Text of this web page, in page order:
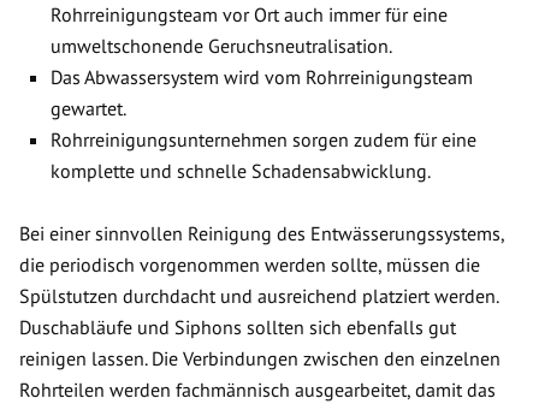
Rohrreinigungsteam vor Ort auch immer für eine
umweltschonende Geruchsneutralisation.
Das Abwassersystem wird vom Rohrreinigungsteam
gewartet.
Rohrreinigungsunternehmen sorgen zudem für eine
komplette und schnelle Schadensabwicklung.
Bei einer sinnvollen Reinigung des Entwässerungssystems,
die periodisch vorgenommen werden sollte, müssen die
Spülstutzen durchdacht und ausreichend platziert werden.
Duschabläufe und Siphons sollten sich ebenfalls gut
reinigen lassen. Die Verbindungen zwischen den einzelnen
Rohrteilen werden fachmännisch ausgearbeitet, damit das